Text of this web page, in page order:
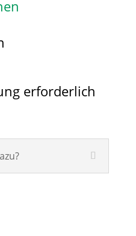
erforderlich